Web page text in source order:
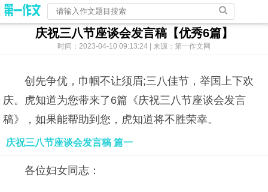
庆祝三八节座谈会发言稿【优秀6篇】
时间：2023-04-10 09:13:24 | 来源：第一作文网
创先争优，巾帼不让须眉;三八佳节，举国上下欢
庆。虎知道为您带来了6篇《庆祝三八节座谈会发言
稿》，如果能帮助到您，虎知道将不胜荣幸。
庆祝三八节座谈会发言稿 篇一
各位妇女同志：